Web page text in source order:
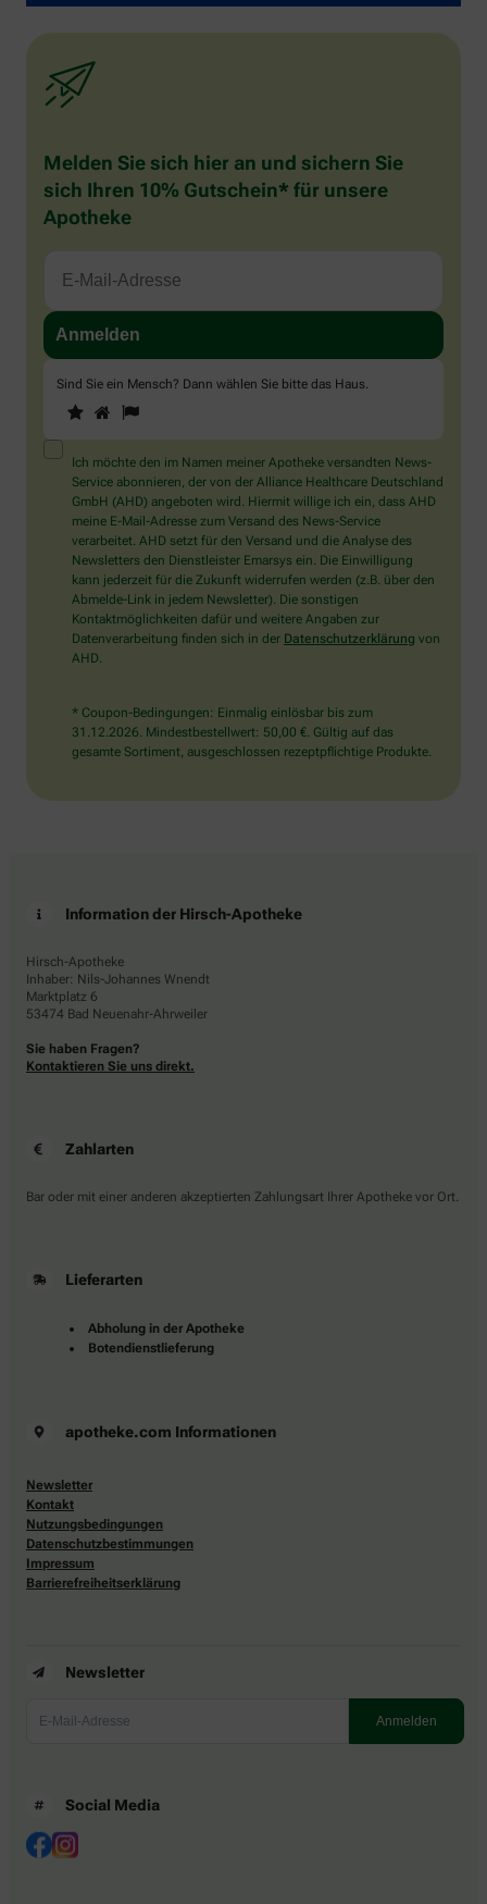
Melden Sie sich hier an und sichern Sie
sich Ihren 10% Gutschein* für unsere
Apotheke
Sind Sie ein Mensch? Dann wählen Sie bitte das Haus
Sind
Sie
ein
Mensch?
Dann
wählen
Sie
bitte
das
Haus.
1 2
Ich möchte den im Namen meiner Apotheke versandten News-
Service abonnieren, der von der Alliance Healthcare Deutschland
GmbH (AHD) angeboten wird. Hiermit willige ich ein, dass AHD
meine E-Mail-Adresse zum Versand des News-Service
verarbeitet. AHD setzt für den Versand und die Analyse des
Newsletters den Dienstleister Emarsys ein. Die Einwilligung
kann jederzeit für die Zukunft widerrufen werden (z.B. über den
Abmelde-Link in jedem Newsletter). Die sonstigen
Kontaktmöglichkeiten dafür und weitere Angaben zur
Datenverarbeitung finden sich in der Datenschutzerklärung von
AHD.
* Coupon-Bedingungen: Einmalig einlösbar bis zum
31.12.2026. Mindestbestellwert: 50,00 €. Gültig auf das
gesamte Sortiment, ausgeschlossen rezeptpflichtige Produkte.
Information der Hirsch-Apotheke
Hirsch-Apotheke
Inhaber: Nils-Johannes Wnendt
Marktplatz 6
53474 Bad Neuenahr-Ahrweiler
Sie haben Fragen?
Kontaktieren Sie uns direkt.
Zahlarten
Bar oder mit einer anderen akzeptierten Zahlungsart Ihrer Apotheke vor Ort.
Lieferarten
Abholung in der Apotheke
Botendienstlieferung
apotheke.com Informationen
Newsletter
Kontakt
Nutzungsbedingungen
Datenschutzbestimmungen
Impressum
Barrierefreiheitserklärung
Newsletter
Social Media